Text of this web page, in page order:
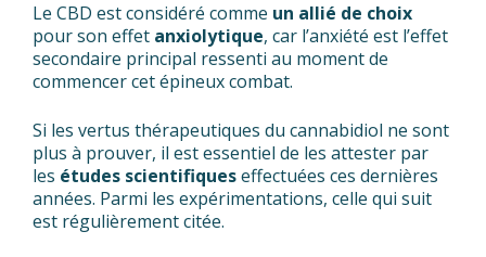
Le CBD est considéré comme un allié de choix
pour son effet anxiolytique, car l’anxiété est l’effet
secondaire principal ressenti au moment de
commencer cet épineux combat.
Si les vertus thérapeutiques du cannabidiol ne sont
plus à prouver, il est essentiel de les attester par
les études scientifiqueseffectuées ces dernières
années. Parmi les expérimentations, celle qui suit
est régulièrement citée.